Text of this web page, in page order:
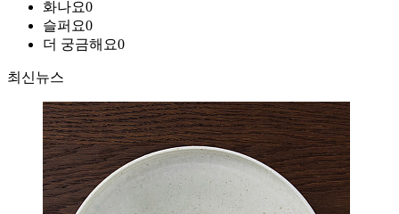
화나요0
슬퍼요0
더 궁금해요0
최신뉴스